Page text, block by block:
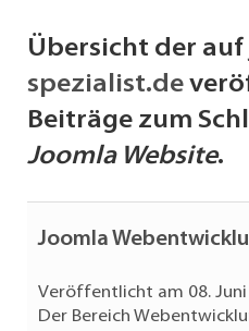
Übersicht der auf
spezialist.de
Beiträge zum
Joomla Website.
Joomla
Veröffentlicht am 08. Juni
Der Bereich